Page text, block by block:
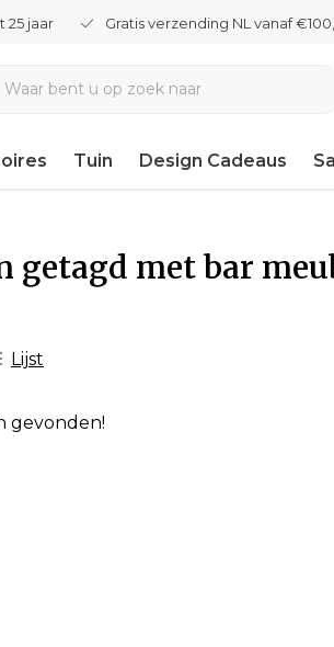
25 jaar Gratis verzending NL vanaf
Tuin Design Cadeaus
getagd met bar
Lijst
gevonden!